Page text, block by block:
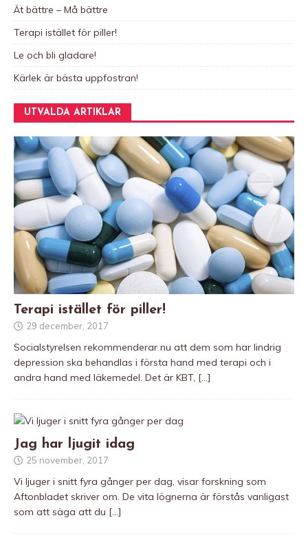
Ät bättre – Må bättre
Terapi istället för piller!
Le och bli gladare!
Kärlek är bästa uppfostran!
UTVALDA ARTIKLAR
Terapi istället för piller!
29 december, 2017
Socialstyrelsen rekommenderar nu att dem som har lindrig
depression ska behandlas i första hand med terapi och i
andra hand med läkemedel. Det är KBT, […]
Jag har ljugit idag
25 november, 2017
Vi ljuger i snitt fyra gånger per dag, visar forskning som
Aftonbladet skriver om. De vita lögnerna är förstås vanligast
som att säga att du […]